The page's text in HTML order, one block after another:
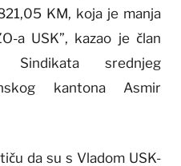
KM, koja je manja
a USK”, kazao je član
Sindikata srednjeg
kantona Asmir
da su s Vladom USK-